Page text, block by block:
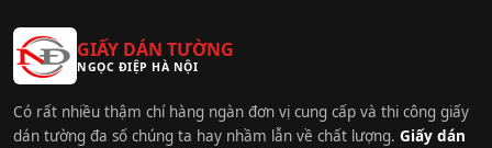
GIẤY DÁN TƯỜNG
NGỌC ĐIỆP HÀ NỘI
Có rất nhiều thậm chí hàng ngàn đơn vị cung cấp và thi công giấy
dán tường đa số chúng ta hay nhầm lẫn về chất lượng. Giấy dán